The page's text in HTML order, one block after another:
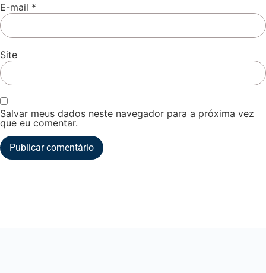
E-mail *
Site
Salvar meus dados neste navegador para a próxima vez
que eu comentar.